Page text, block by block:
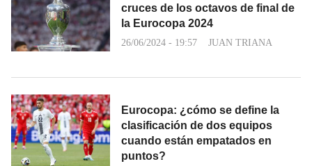
cruces de los octavos de final de
la Eurocopa 2024
26/06/2024 - 19:57 JUAN TRIANA
Eurocopa: ¿cómo se define la
clasificación de dos equipos
cuando están empatados en
puntos?